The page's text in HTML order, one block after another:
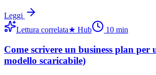
Leggi
Lettura correlata★ Hub 10 min
Come scrivere un business plan per
modello scaricabile)